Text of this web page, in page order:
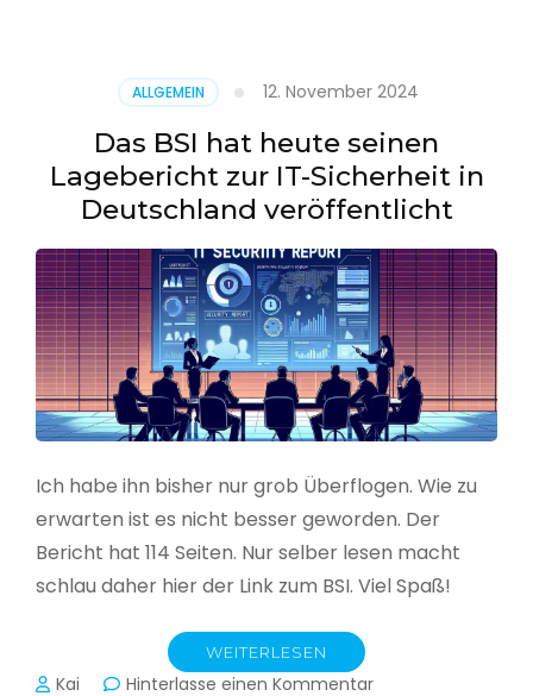
aus
CSV
erstellen
ALLGEMEIN 12. November 2024
Das BSI hat heute seinen
Lagebericht zur IT-Sicherheit in
Deutschland veröffentlicht
Ich habe ihn bisher nur grob Überflogen. Wie zu
erwarten ist es nicht besser geworden. Der
Bericht hat 114 Seiten. Nur selber lesen macht
schlau daher hier der Link zum BSI. Viel Spaß!
WEITERLESEN
Kai Hinterlasse einen Kommentarzu